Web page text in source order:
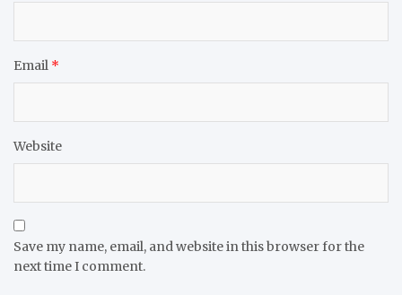
Email *
Website
Save my name, email, and website in this browser for the
next time I comment.